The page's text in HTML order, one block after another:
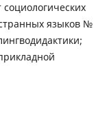
языков №